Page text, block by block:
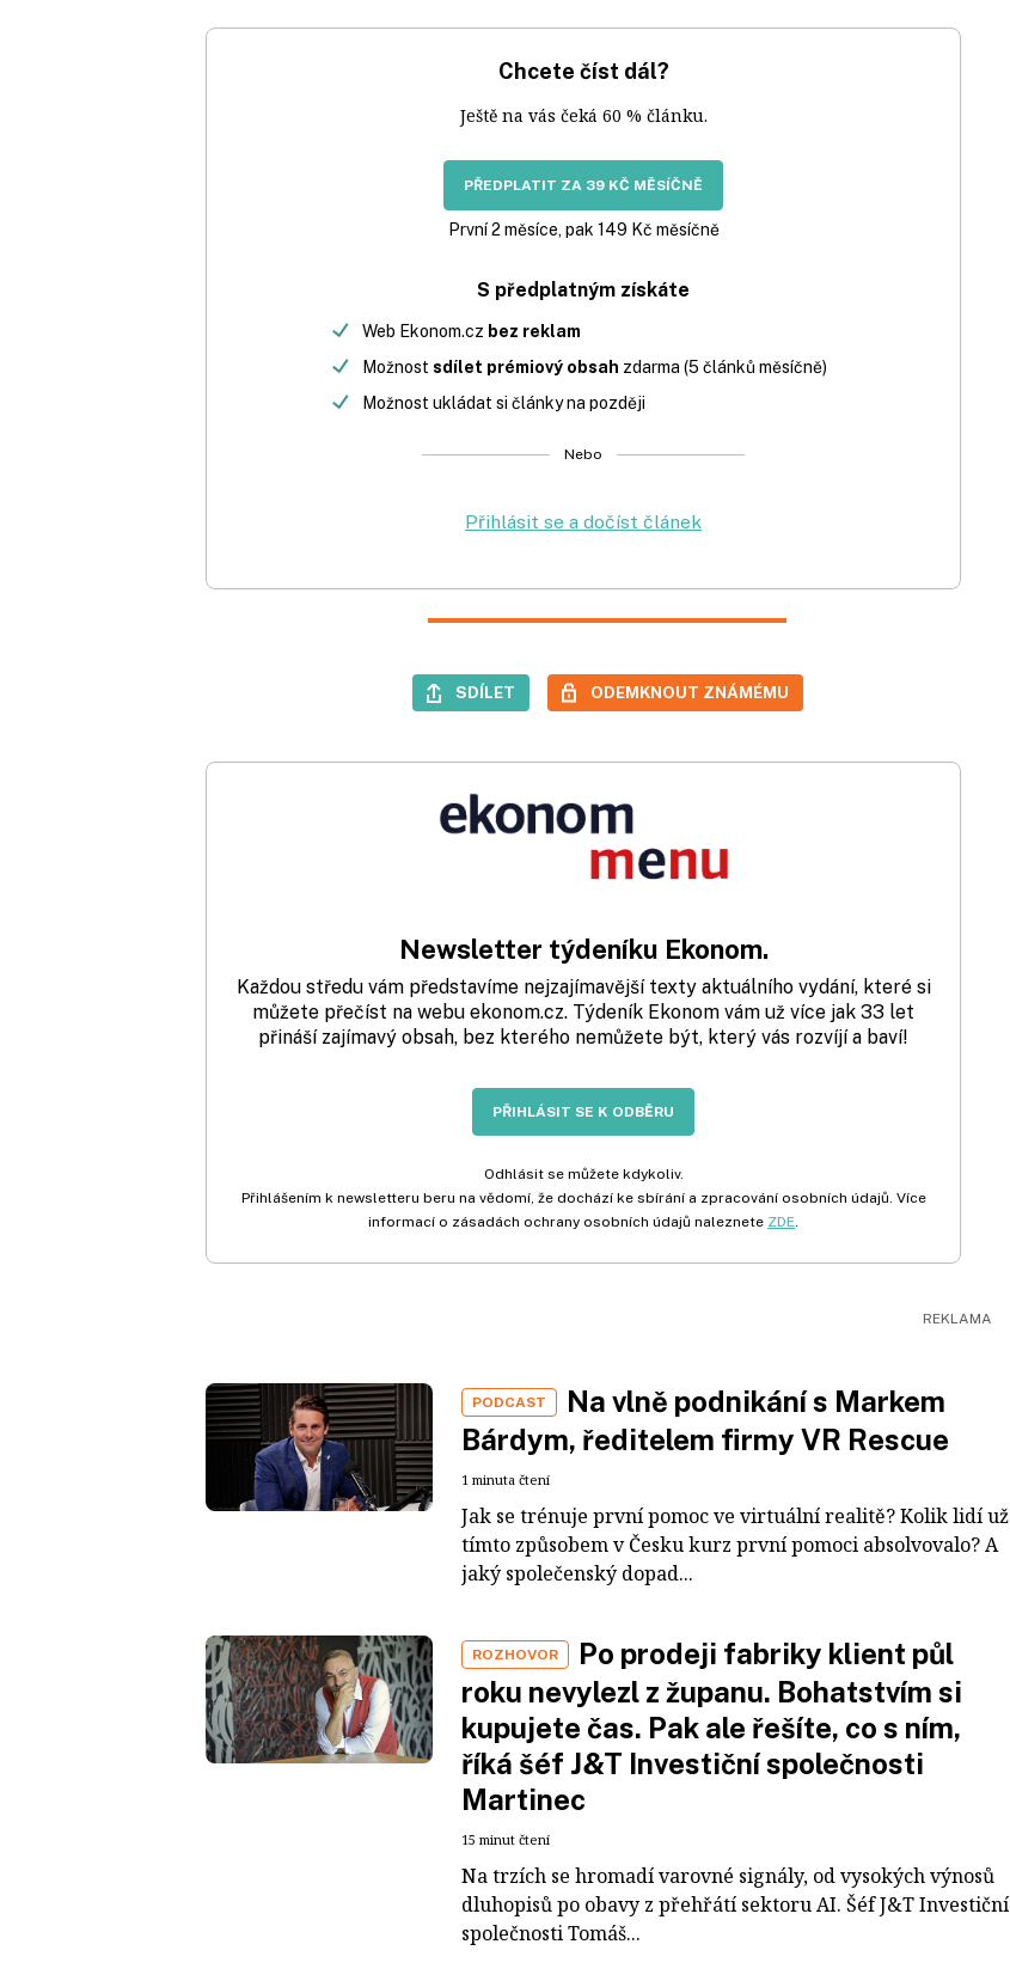
Chcete číst dál?
Ještě na vás čeká 60 % článku.
PŘEDPLATIT ZA 39 KČ MĚSÍČNĚ
První 2 měsíce, pak 149 Kč měsíčně
S předplatným získáte
Web Ekonom.cz bez reklam
Možnost sdílet prémiový obsah zdarma (5 článků měsíčně)
Možnost ukládat si články na později
Nebo
Přihlásit se a dočíst článek
SDÍLET ODEMKNOUT ZNÁMÉMU
Newsletter týdeníku Ekonom.
Každou středu vám představíme nejzajímavější texty aktuálního vydání, které si
můžete přečíst na webu ekonom.cz. Týdeník Ekonom vám už více jak 33 let
přináší zajímavý obsah, bez kterého nemůžete být, který vás rozvíjí a baví!
PŘIHLÁSIT SE K ODBĚRU
Odhlásit se můžete kdykoliv.
Přihlášením k newsletteru beru na vědomí, že dochází ke sbírání a zpracování osobních údajů. Více
informací o zásadách ochrany osobních údajů naleznete ZDE
PODCAST
Na vlně podnikání s Markem
Bárdym, ředitelem firmy VR Rescue
1 minuta čtení
Jak se trénuje první pomoc ve virtuální realitě? Kolik lidí už
tímto způsobem v Česku kurz první pomoci absolvovalo? A
jaký společenský dopad...
ROZHOVOR
Po prodeji fabriky klient půl
roku nevylezl z županu. Bohatstvím si
kupujete čas. Pak ale řešíte, co s ním,
říká šéf J&T Investiční společnosti
Martinec
15 minut čtení
Na trzích se hromadí varovné signály, od vysokých výnosů
dluhopisů po obavy z přehřátí sektoru AI. Šéf J&T Investiční
společnosti Tomáš...